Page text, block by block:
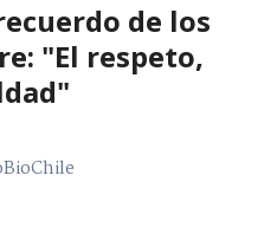
de los
"El respeto,